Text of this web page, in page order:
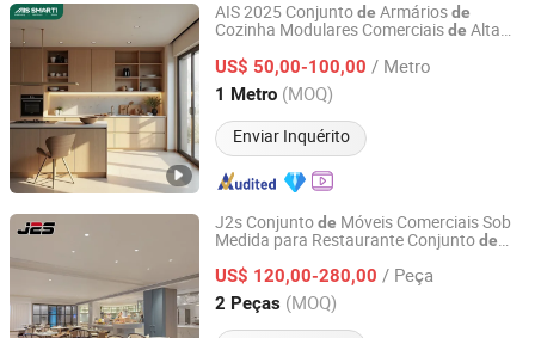
AIS 2025 Conjuntode Armáriosde
Cozinha Modulares Comerciaisde Alta
Madeira MaciçaMobiliário de
Personalizado com Ilha
US$ 50,00-100,00 / Metro
1 Metro (MOQ)
Enviar Inquérito
AIS SMARTI LLC
Guangdong, China Desde 2024
J2s Conjuntode Móveis Comerciais Sob
Medida para Restaurante Conjuntode
Assentos Um Projeto Completo Hotel
Salão
Banquetes
US$ 120,00-280,00 / Peça
2 Peças (MOQ)
Foshan J2S Furniture Co., Ltd.
Guangdong, China Desde 2025